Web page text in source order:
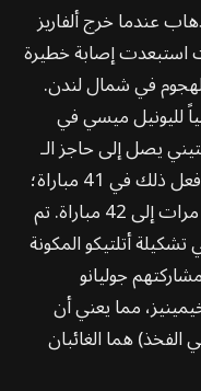
عندما خرج ألفاريز
استبعدت إصابة خطيرة
في شمال لندن.
لليونيل ميسي في
يصل إلى حاجز الـ
25 هدفاً في دوري أبطال أوروبا، حيث فعل ذلك في 41 مباراة؛
بينما احتاج الفائز بالكرة الذهبية ثماني مرات إلى 42 مباراة. تم
أتلتيكو المكونة
جوليانو
مما يعني أن
الفخذ) هما الغائبان